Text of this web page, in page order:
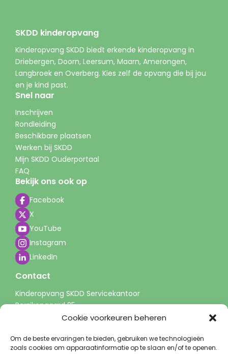
Cookie voorkeuren beheren
Om de beste ervaringen te bieden, gebruiken we technologieën
zoals cookies om apparaatinformatie op te slaan en/of te openen.
SKDD kinderopvang
Kinderopvang SKDD biedt erkende kinderopvang in
Driebergen, Doorn, Leersum, Maarn, Amerongen,
Langbroek en Overberg. Kies zelf de opvang die bij jou
en je kind past.
Snel naar
Inschrijven
Rondleiding
Beschikbare plaatsen
Werken bij SKDD
Mijn SKDD Ouderportaal
FAQ
Bekijk ons ook op
Facebook
X
YouTube
Instagram
LinkedIn
Contact
Kinderopvang SKDD Servicekantoor
Perzikengaard 25
3941 LP Doorn
0343 - 51 60 00
(tussen 9-13 uur)